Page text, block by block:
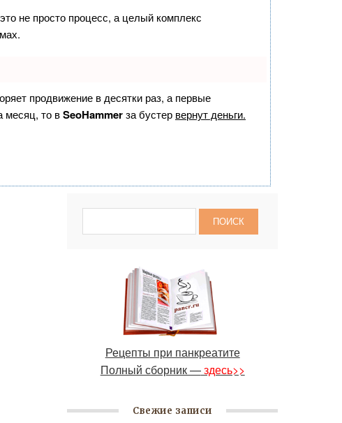
не просто процесс, а целый комплекс
продвижение в десятки раз, а первые
месяц, то вSeoHammerза бустер вернут деньги.
Рецепты при панкреатите
Полный сборник —здесь>>
Свежие записи